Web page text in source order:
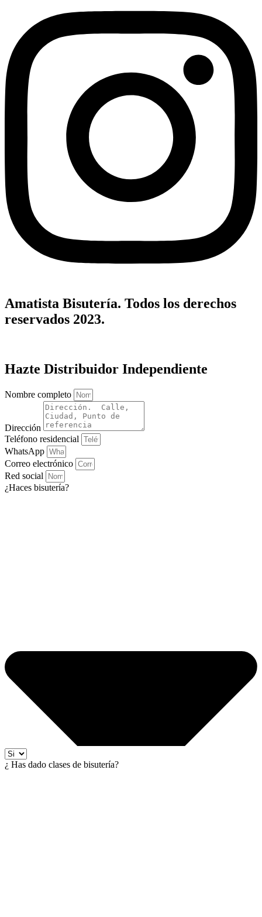
Amatista Bisutería. Todos los derechos
reservados 2023.
Hazte Distribuidor Independiente
Nombre completo
Dirección
Teléfono residencial
WhatsApp
Correo electrónico
Red social
¿Haces bisutería?
¿ Has dado clases de bisutería?